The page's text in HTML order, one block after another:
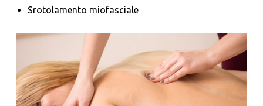
Srotolamento miofasciale